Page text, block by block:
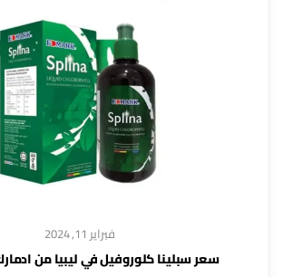
فبراير 11, 2024
سعر سبلينا كلوروفيل في ليبيا من